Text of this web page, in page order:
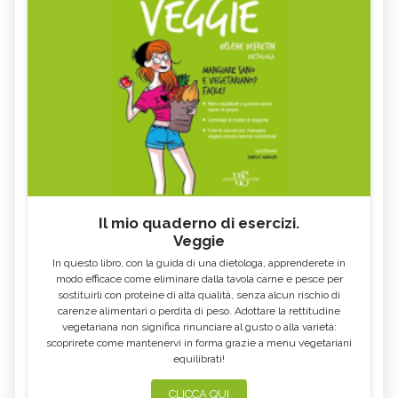
OLIO ESSENZIALE DI LEGNO DI
OLIO ESSENZIALE DI CEDRO
OLIO ESSENZIALE DI YLANG
OLIO ESSENZIALE DI CITRONELLA
OLIO ESSENZIALE DI CURCUMA OLIO ESSENZIALE DI AGLIO
OLIO ESSENZIALE DI MONARDA
OLIO ESSENZIALE DI AJOWAN
OLIO ESSENZIALE DI
CARDAMOMO
OLIO ESSENZIALE DI MANDARINO
OLIO ESSENZIALE DI LINALOE OLIO ESSENZIALE DI LIMETTA
OLIO ESSENZIALE DI VERBENA
OFFICINALIS
OLIO ESSENZIALE DI CIPOLLA OLIO ESSENZIALE DI POMPELMO
Il mio quaderno di esercizi.
Veggie
In questo libro, con la guida di una dietologa, apprenderete in
modo efficace come eliminare dalla tavola carne e pesce per
sostituirli con proteine di alta qualità, senza alcun rischio di
carenze alimentari o perdita di peso. Adottare la rettitudine
vegetariana non significa rinunciare al gusto o alla varietà:
scoprirete come mantenervi in forma grazie a menu vegetariani
equilibrati!
CLICCA QUI